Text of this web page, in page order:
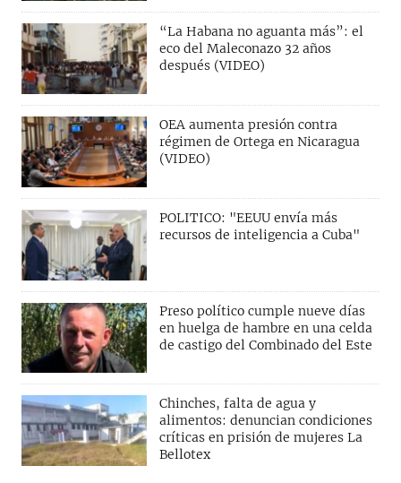
“La Habana no aguanta más”: el
eco del Maleconazo 32 años
después (VIDEO)
OEA aumenta presión contra
régimen de Ortega en Nicaragua
(VIDEO)
POLITICO: "EEUU envía más
recursos de inteligencia a Cuba"
Preso político cumple nueve días
en huelga de hambre en una celda
de castigo del Combinado del Este
Chinches, falta de agua y
alimentos: denuncian condiciones
críticas en prisión de mujeres La
Bellotex